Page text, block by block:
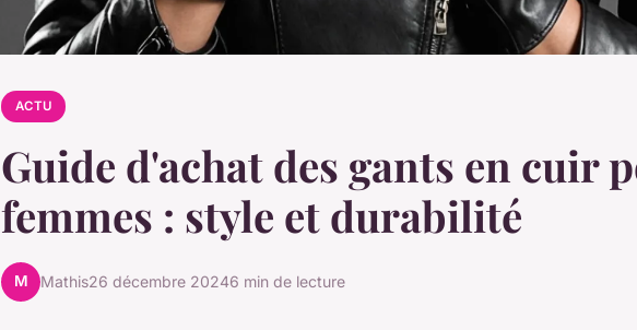
ACTU
Guide d'achat des gants en cuir
femmes : style et durabilité
M Mathis26 décembre 20246 min de lecture